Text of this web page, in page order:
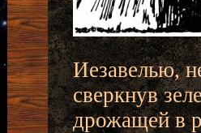
Иезавелью,
сверкнув
дрожащей в